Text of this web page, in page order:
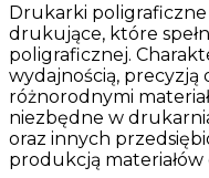
Drukarki
drukujące, które
poligraficznej.
wydajnością, precyzją
różnorodnymi
niezbędne w
oraz innych
produkcją